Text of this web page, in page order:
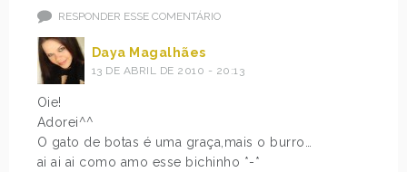
RESPONDER ESSE COMENTÁRIO
Daya Magalhães
13 DE ABRIL DE 2010 - 20:13
Oie!
Adorei^^
O gato de botas é uma graça,mais o burro…
ai ai ai como amo esse bichinho *-*